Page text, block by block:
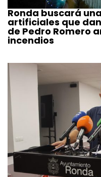
Ronda buscará
artificiales que
de Pedro Romero
incendios